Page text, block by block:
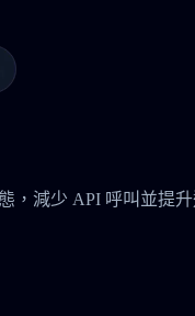
，減少 API 呼叫並提